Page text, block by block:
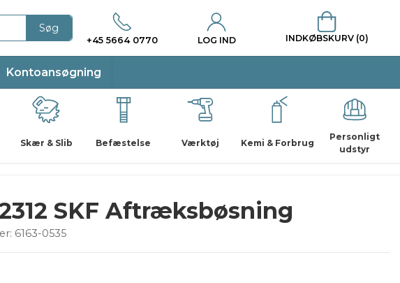
Søg
+45 5664 0770 LOG IND INDKØBSKURV (0)
Kontoansøgning
Skær & Slib Befæstelse Værktøj Kemi & Forbrug
Personligt
udstyr
SKF Aftræksbøsning
6163-0535